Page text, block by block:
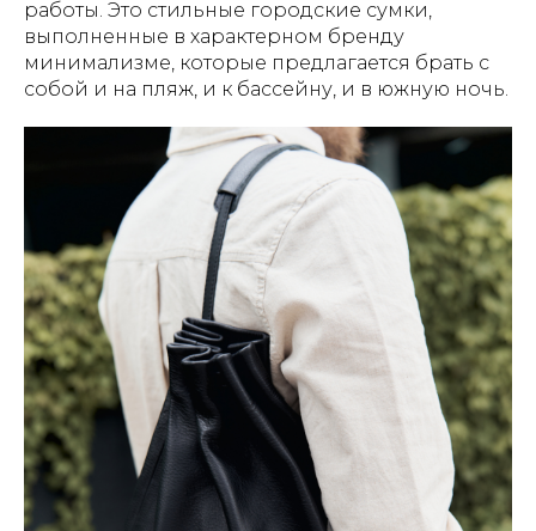
работы. Это стильные городские сумки,
выполненные в характерном бренду
минимализме, которые предлагается брать с
собой и на пляж, и к бассейну, и в южную ночь.